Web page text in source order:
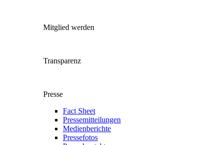
Mitglied werden
Transparenz
Presse
Fact Sheet
Pressemitteilungen
Medienberichte
Pressefotos